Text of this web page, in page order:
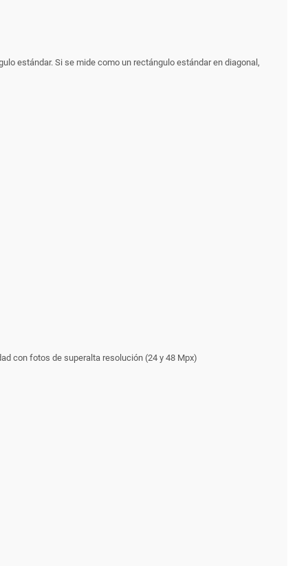
estándar. Si se mide como un rectángulo estándar en diagonal,
con fotos de superalta resolución (24 y 48 Mpx)